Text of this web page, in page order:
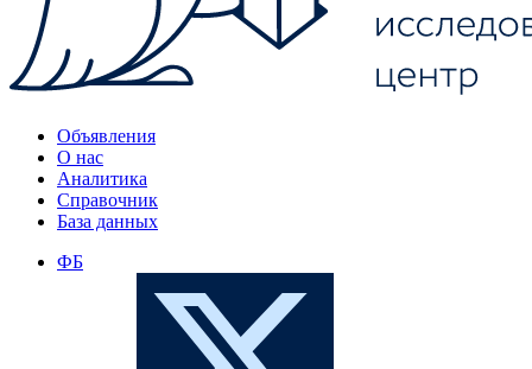
Объявления
О нас
Аналитика
Справочник
База данных
ФБ